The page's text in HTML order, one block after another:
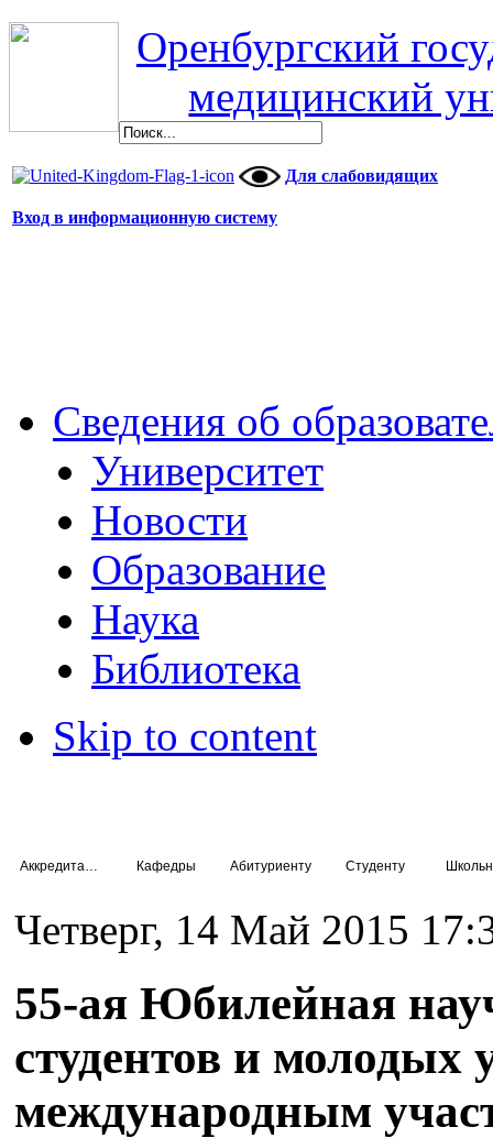
Оренбургский
медицинский
Для слабовидящих
Вход в информационную систему
Сведения об
Университет
Новости
Образование
Наука
Библиотека
Skip to content
Кафедры Абитуриенту Студенту
Четверг, 14 Май 2015
55-ая Юбилейная
студентов и молодых
международным